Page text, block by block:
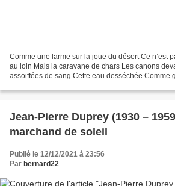
Comme une larme sur la joue du désert Ce n’est
au loin Mais la caravane de chars Les canons
assoiffées de sang Cette eau desséchée Comme
Jean-Pierre Duprey (1930 –
marchand de soleil
Publié le 12/12/2021 à 23:56
Par bernard22